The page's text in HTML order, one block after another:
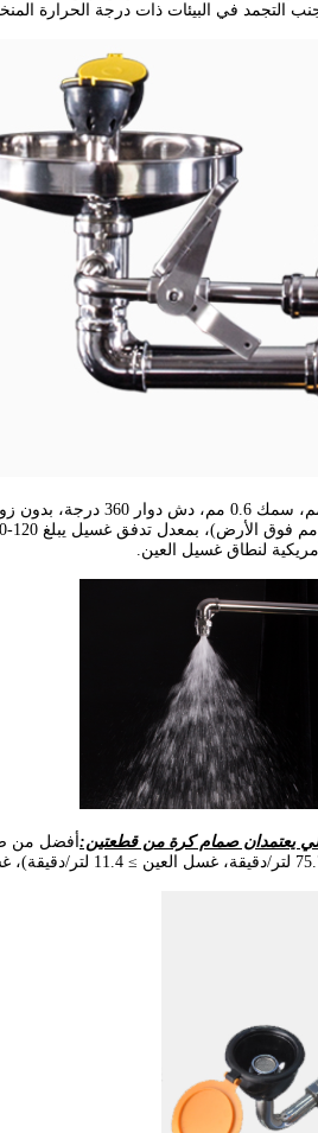
التجمد في البيئات ذات درجة الحرارة
قطر 260 مم، سمك
لنطاق غسيل العين.
يعتمدان صمام كرة من قطعتين: أفضل من